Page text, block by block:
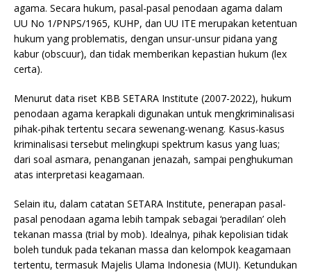
agama. Secara hukum, pasal-pasal penodaan agama dalam
UU No 1/PNPS/1965, KUHP, dan UU ITE merupakan ketentuan
hukum yang problematis, dengan unsur-unsur pidana yang
kabur (obscuur), dan tidak memberikan kepastian hukum (lex
certa).
Menurut data riset KBB SETARA Institute (2007-2022), hukum
penodaan agama kerapkali digunakan untuk mengkriminalisasi
pihak-pihak tertentu secara sewenang-wenang. Kasus-kasus
kriminalisasi tersebut melingkupi spektrum kasus yang luas;
dari soal asmara, penanganan jenazah, sampai penghukuman
atas interpretasi keagamaan.
Selain itu, dalam catatan SETARA Institute, penerapan pasal-
pasal penodaan agama lebih tampak sebagai ‘peradilan’ oleh
tekanan massa (trial by mob). Idealnya, pihak kepolisian tidak
boleh tunduk pada tekanan massa dan kelompok keagamaan
tertentu, termasuk Majelis Ulama Indonesia (MUI). Ketundukan